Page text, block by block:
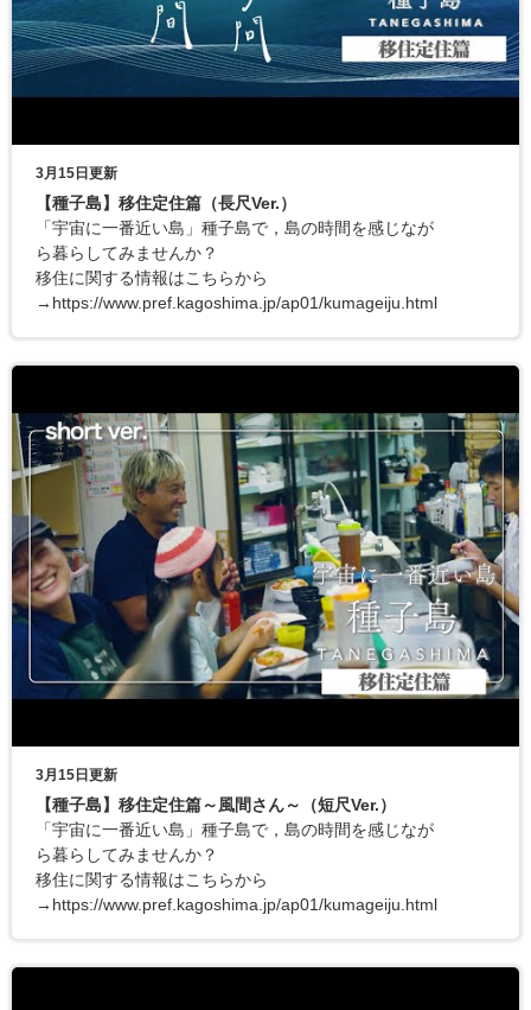
3月15日更新
【種子島】移住定住篇（長尺Ver.）
「宇宙に一番近い島」種子島で，島の時間を感じなが
ら暮らしてみませんか？
移住に関する情報はこちらから
→https://www.pref.kagoshima.jp/ap01/kumageiju.html
3月15日更新
【種子島】移住定住篇～風間さん～（短尺Ver.）
「宇宙に一番近い島」種子島で，島の時間を感じなが
ら暮らしてみませんか？
移住に関する情報はこちらから
→https://www.pref.kagoshima.jp/ap01/kumageiju.html